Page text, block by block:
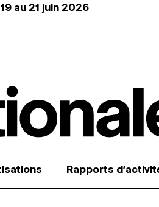
au 21 juin 2026
Rapports